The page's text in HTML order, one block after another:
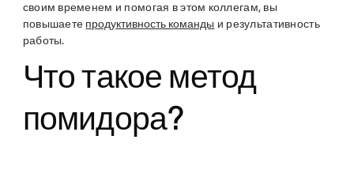
своим временем и помогая в этом коллегам, вы
повышаете продуктивность команды и результативность
работы.
Что такое метод
помидора?